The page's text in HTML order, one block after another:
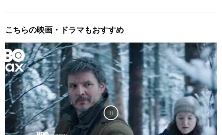
こちらの映画・ドラマもおすすめ